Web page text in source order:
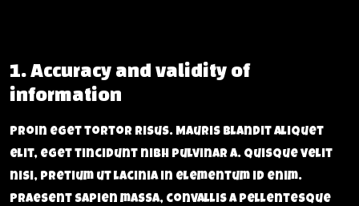
1. Accuracy and validity of
information
Proin eget tortor risus. Mauris blandit aliquet
elit, eget tincidunt nibh pulvinar a. Quisque velit
nisi, pretium ut lacinia in elementum id enim.
Praesent sapien massa, convallis a pellentesque